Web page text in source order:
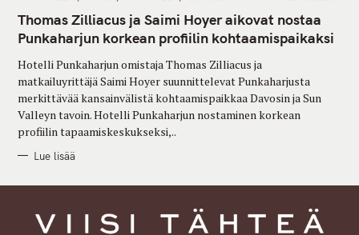
T
E
G
O
I
S
Thomas Zilliacus ja Saimi Hoyer aikovat nostaa
Punkaharjun korkean profiilin kohtaamispaikaksi
Hotelli Punkaharjun omistaja Thomas Zilliacus ja
matkailuyrittäjä Saimi Hoyer suunnittelevat Punkaharjusta
merkittävää kansainvälistä kohtaamispaikkaa Davosin ja Sun
Valleyn tavoin. Hotelli Punkaharjun nostaminen korkean
profiilin tapaamiskeskukseksi,..
Lue lisää